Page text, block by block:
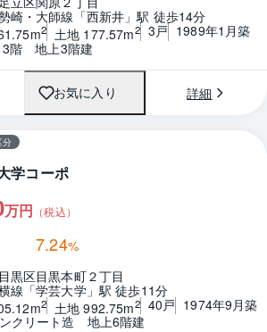
崎・大師線「西新井」駅 徒歩14分
2 土地 177.57m2 3戸 1989年1月築
階　地上3階建
お気に入り 詳細
1 / 0 間取り
分
学コーポ
万円 （税込）
7.24%
黒区目黒本町２丁目
線「学芸大学」駅 徒歩11分
2 土地 992.75m2 40戸 1974年9月築
クリート造　地上6階建